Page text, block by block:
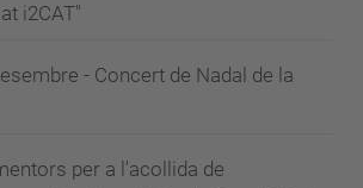
i2CAT"
- Concert de Nadal de la
per a l'acollida de